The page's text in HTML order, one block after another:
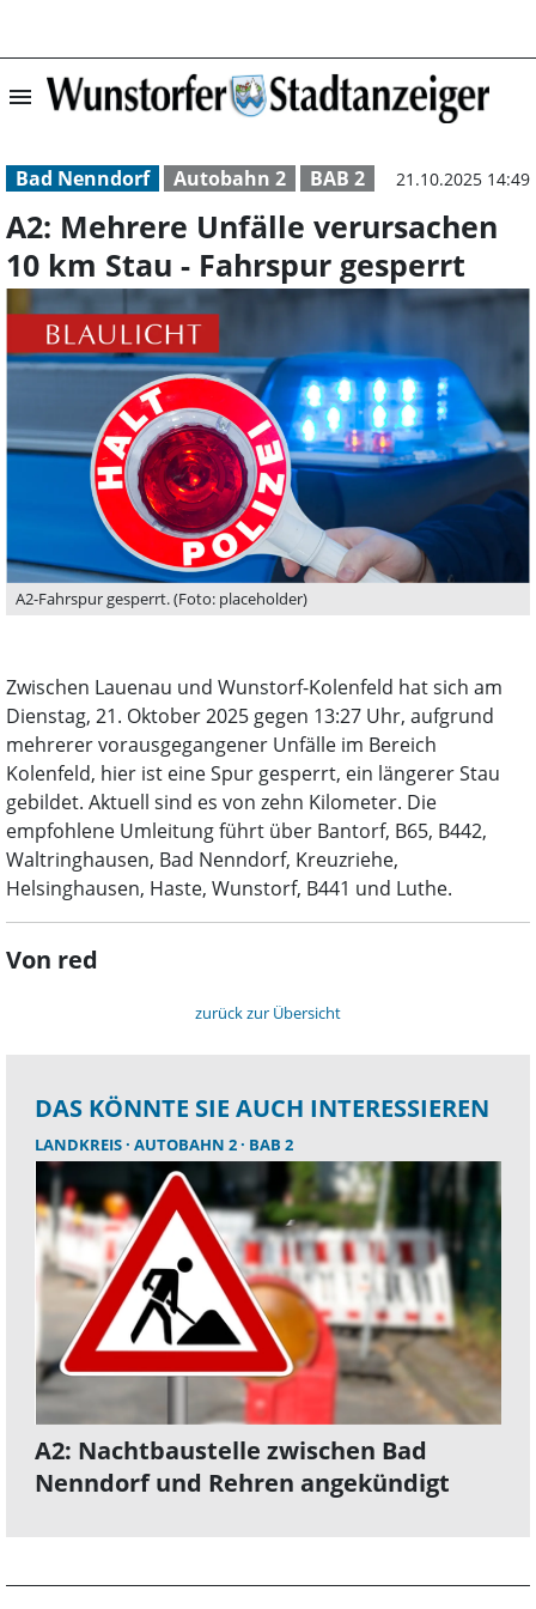
menu A2: Mehrere
Bad Nenndorf Autobahn 2 BAB 2 21.10.2025 14:49
A2: Mehrere Unfälle verursachen
10 km Stau - Fahrspur gesperrt
A2-Fahrspur gesperrt. (Foto: placeholder)
Zwischen Lauenau und Wunstorf-Kolenfeld hat sich am
Dienstag, 21. Oktober 2025 gegen 13:27 Uhr, aufgrund
mehrerer vorausgegangener Unfälle im Bereich
Kolenfeld, hier ist eine Spur gesperrt, ein längerer Stau
gebildet. Aktuell sind es von zehn Kilometer. Die
empfohlene Umleitung führt über Bantorf, B65, B442,
Waltringhausen, Bad Nenndorf, Kreuzriehe,
Helsinghausen, Haste, Wunstorf, B441 und Luthe.
Von red
zurück zur Übersicht
DAS KÖNNTE SIE AUCH INTERESSIEREN
LANDKREIS AUTOBAHN 2 BAB 2
A2: Nachtbaustelle zwischen Bad
Nenndorf und Rehren angekündigt